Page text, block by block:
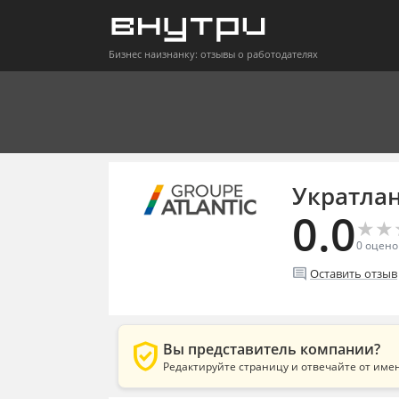
Бизнес наизнанку: отзывы о работодателях
0.0★
★★
★
0
comment Оставить отзыв
verified_user Вы представитель компании?
Редактируйте страницу и отвечайте от